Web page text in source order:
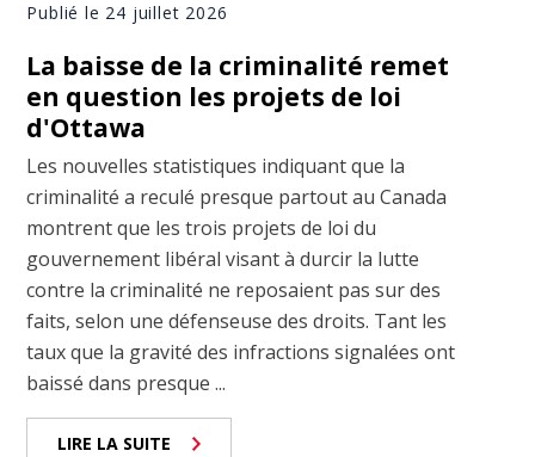
Publié le 24 juillet 2026
La baisse de la criminalité remet
en question les projets de loi
d'Ottawa
Les nouvelles statistiques indiquant que la
criminalité a reculé presque partout au Canada
montrent que les trois projets de loi du
gouvernement libéral visant à durcir la lutte
contre la criminalité ne reposaient pas sur des
faits, selon une défenseuse des droits. Tant les
taux que la gravité des infractions signalées ont
baissé dans presque ...
LIRE LA SUITE